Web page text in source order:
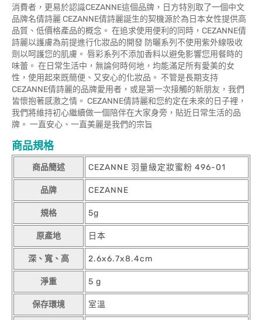
消費者，更易於認識CEZANNE這個品牌，日方特別取了一個中文
品牌名倩詩麗 CEZANNE倩詩麗誕生的契機源於為日本女性提供高
品質、低價格產品的概念。 在追求使用便利的同時，CEZANNE倩
詩麗以護膚為前提進行化妝品的開發 防曬系列不使用紫外線吸收
劑以呵護您的肌膚。 唇彩系列不添加香料以避免影響您用餐時的
味蕾。 在日常生活中，無論何時何地，均能滿足所有愛美的女
性，使用起來既簡便、又安心的化妝品。 不管是長期支持
CEZANNE倩詩麗的品牌愛用者，或是第一次接觸的新朋友，我們
皆懷抱著感激之情。 CEZANNE倩詩麗和您約定在未來的日子裡，
我們將維持初心繼續做一個陪伴在大家身旁，貼近日常生活的品
牌。 一直安心、一直美麗是我們的宗旨
商品規格
商品簡述 CEZANNE 羽量級定妝蜜粉 496-01
品牌 CEZANNE
規格 5g
原產地 日本
深、寬、高 2.6x6.7x8.4cm
淨重 5 g
保存環境 室溫